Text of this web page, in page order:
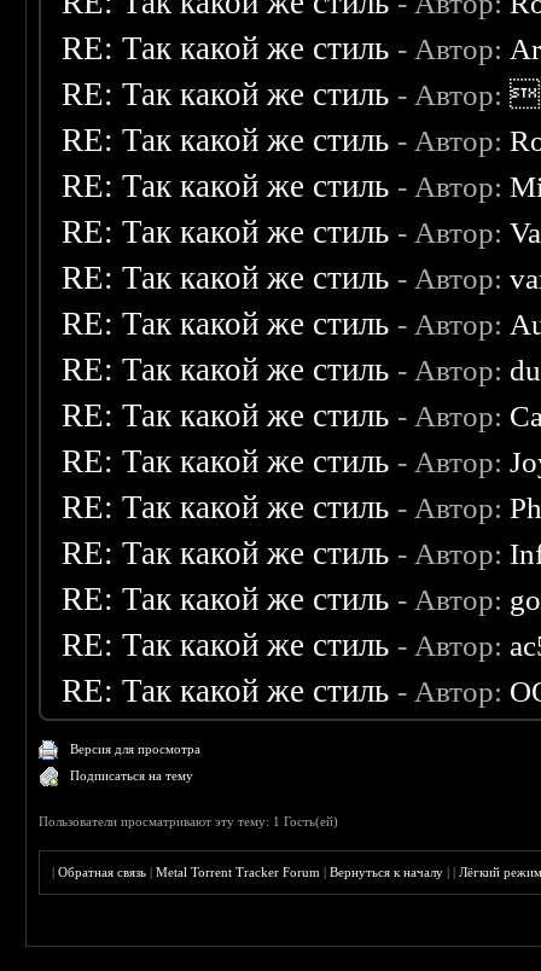
RE: Так какой же стиль - Автор:
RE: Так какой же стиль - Автор:
RE: Так какой же стиль - Автор:
RE: Так какой же стиль - Автор:
RE: Так какой же стиль - Автор:
RE: Так какой же стиль - Автор:
RE: Так какой же стиль - Автор:
RE: Так какой же стиль - Автор:
RE: Так какой же стиль - Автор:
RE: Так какой же стиль - Автор:
RE: Так какой же стиль - Автор:
RE: Так какой же стиль - Автор:
RE: Так какой же стиль - Автор:
RE: Так какой же стиль - Автор:
RE: Так какой же стиль - Автор:
Версия для просмотра
Подписаться на тему
Пользователи просматривают эту тему: 1 Гость(ей)
|Обратная связь |Metal Torrent Tracker Forum |Вернуться к началу ||Лёгкий